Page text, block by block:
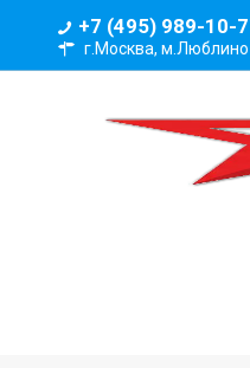
+7 (495) 989-10-
г.Москва, м.Люблино